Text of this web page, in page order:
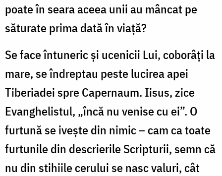
poate în seara aceea unii au mâncat pe
săturate prima dată în viață?
Se face întuneric și ucenicii Lui, coborâți la
mare, se îndreptau peste lucirea apei
Tiberiadei spre Capernaum. Iisus, zice
Evanghelistul, „încă nu venise cu ei”. O
furtună se ivește din nimic – cam ca toate
furtunile din descrierile Scripturii, semn că
nu din stihiile cerului se nasc valuri, cât